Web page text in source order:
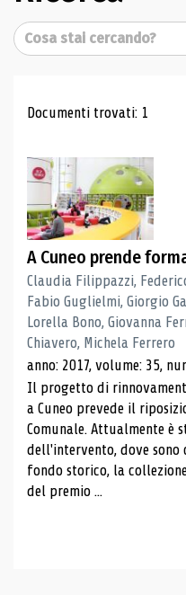
Cerca
Risultati di
Documenti trovati: 1
A Cuneo prende
Claudia Filippazzi,
Fabio Guglielmi, Giorgio
Lorella Bono, Giovanna
Chiavero, Michela Ferrero
anno: 2017, volume: 35,
Il progetto di
a Cuneo prevede il
Comunale. Attualmente
dell'intervento, dove
fondo storico, la
del premio ...